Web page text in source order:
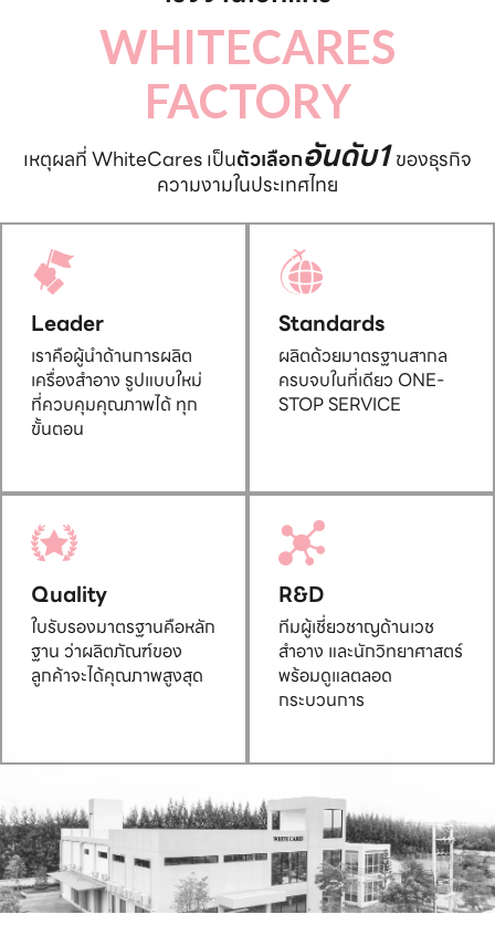
WHITECARES
FACTORY
เหตุผลที่ WhiteCares เป็นตัวเลือกอันดับ1ของธุรกิจ
ความงามในประเทศไทย
Leader
เราคือผู้นำด้านการผลิต
เครื่องสำอาง รูปแบบใหม่
ที่ควบคุมคุณภาพได้ ทุก
ขั้นตอน
Standards
ผลิตด้วยมาตรฐานสากล
ครบจบในที่เดียว ONE-
STOP SERVICE
Quality
ใบรับรองมาตรฐานคือหลัก
ฐาน ว่าผลิตภัณฑ์ของ
ลูกค้าจะได้คุณภาพสูงสุด
R&D
ทีมผู้เชี่ยวชาญด้านเวช
สำอาง และนักวิทยาศาสตร์
พร้อมดูแลตลอด
กระบวนการ